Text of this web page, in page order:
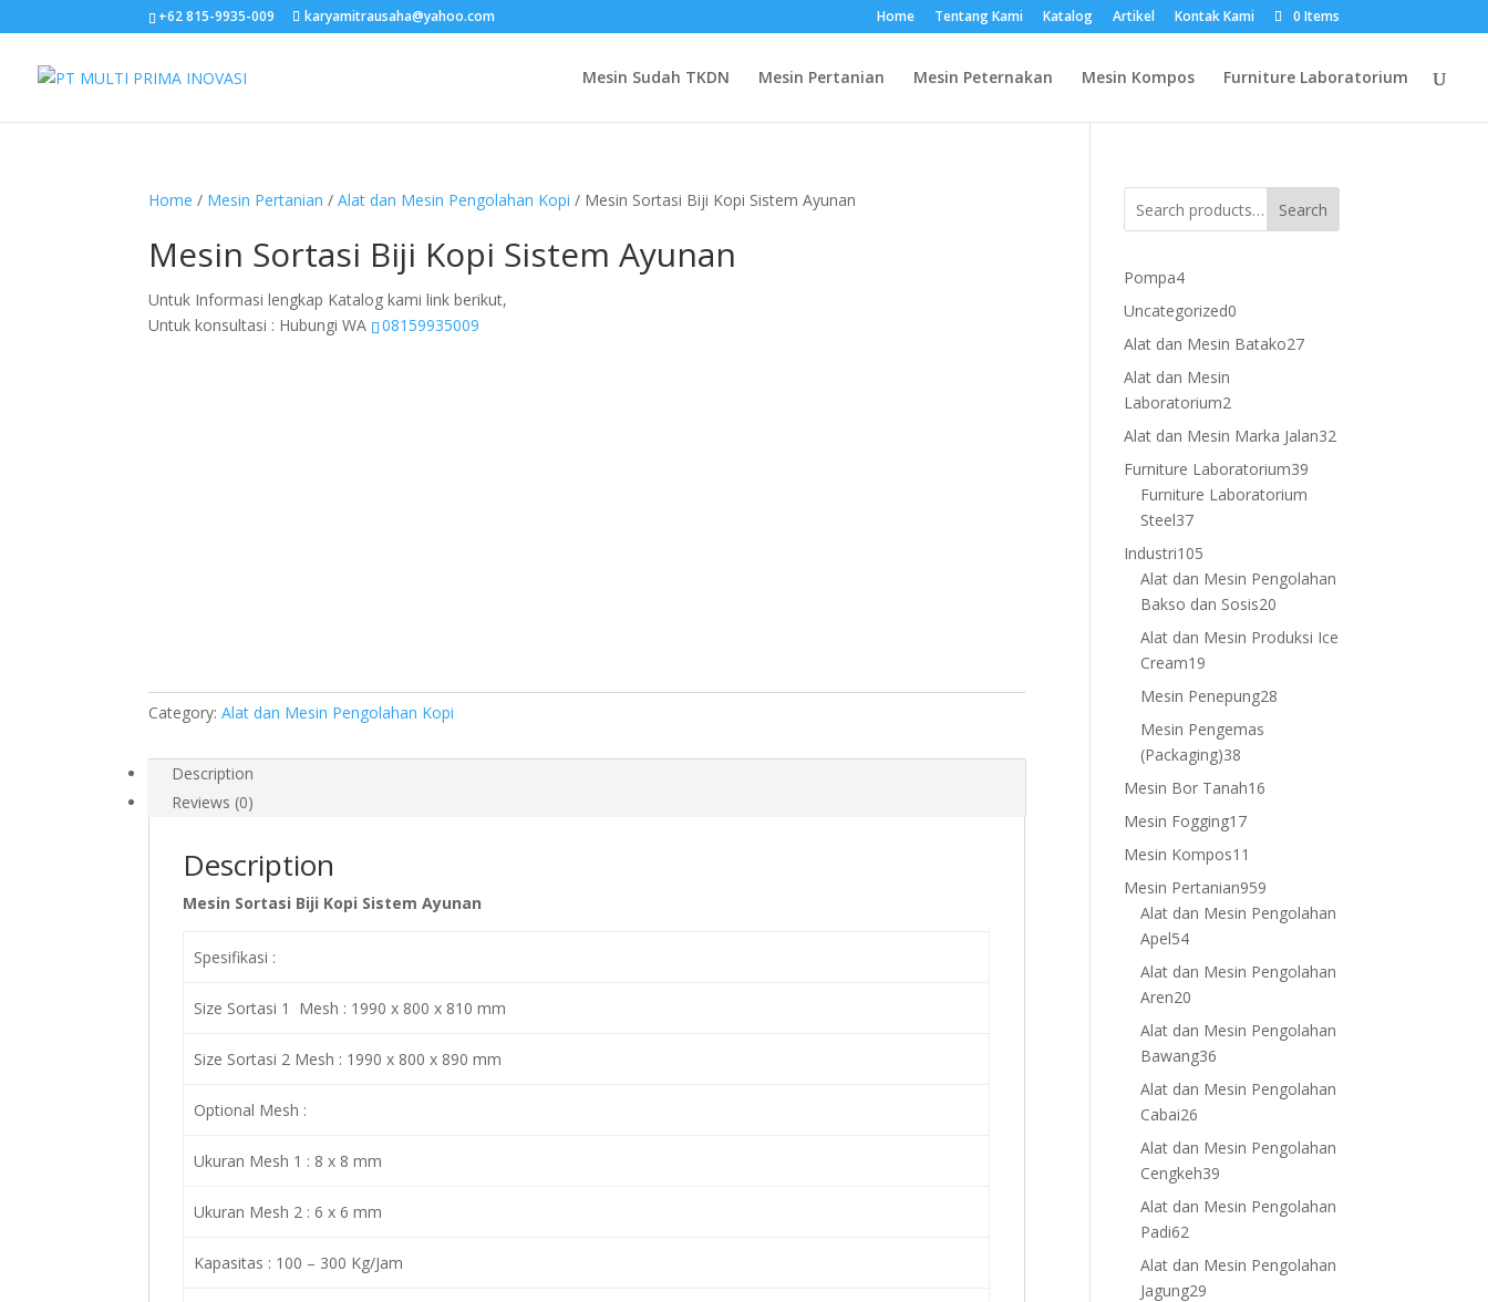
+62 815-9935-009 karyamitrausaha@yahoo.com Home Tentang Kami Katalog Artikel Kontak Kami 0 Items
Mesin Sudah TKDN Mesin Pertanian Mesin Peternakan Mesin Kompos Furniture Laboratorium
Home / Mesin Pertanian /Alat dan Mesin Pengolahan Kopi / Mesin Sortasi Biji Kopi Sistem Ayunan
Mesin Sortasi Biji Kopi Sistem Ayunan
Untuk Informasi lengkap Katalog kami link berikut,
Untuk konsultasi : Hubungi WA
08159935009
Category:Alat dan Mesin Pengolahan Kopi
Description
Reviews (0)
Description
Mesin Sortasi Biji Kopi Sistem Ayunan
Spesifikasi :
Size Sortasi 1 Mesh : 1990 x 800 x 810 mm
Size Sortasi 2 Mesh : 1990 x 800 x 890 mm
Optional Mesh :
Ukuran Mesh 1 : 8 x 8 mm
Ukuran Mesh 2 : 6 x 6 mm
Kapasitas : 100 – 300 Kg/Jam
Search
Pompa44
products
Uncategorized0
products
Alat dan Mesin Batako2727
Alat dan Mesin
Laboratorium2
products
Alat dan Mesin Marka Jalan32
Furniture Laboratorium39
Furniture Laboratorium
Steel3737
products
Industri105
products
Alat dan Mesin Pengolahan
Bakso dan Sosis20
products
Alat dan Mesin Produksi Ice
Cream19
products
Mesin Penepung28
Mesin Pengemas
(Packaging)38
products
Mesin Bor Tanah16
Mesin Fogging1717
products
Mesin Kompos11
products
Mesin Pertanian959
products
Alat dan Mesin Pengolahan
Apel5454
products
Alat dan Mesin Pengolahan
Aren20
products
Alat dan Mesin Pengolahan
Bawang36
products
Alat dan Mesin Pengolahan
Cabai26
products
Alat dan Mesin Pengolahan
Cengkeh39
products
Alat dan Mesin Pengolahan
Padi62
products
Alat dan Mesin Pengolahan
Jagung29